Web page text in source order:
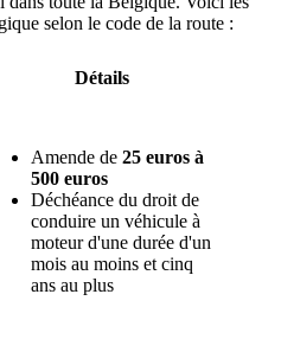
selon le code de la route :
Détails
Amende de 25 euros à
500 euros
Déchéance du droit de
conduire un véhicule à
moteur d'une durée d'un
mois au moins et cinq
ans au plus